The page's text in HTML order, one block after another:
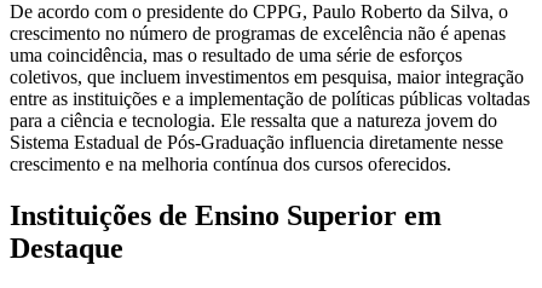
De acordo com o presidente do CPPG, Paulo Roberto da Silva, o
crescimento no número de programas de excelência não é apenas
uma coincidência, mas o resultado de uma série de esforços
coletivos, que incluem investimentos em pesquisa, maior integração
entre as instituições e a implementação de políticas públicas voltadas
para a ciência e tecnologia. Ele ressalta que a natureza jovem do
Sistema Estadual de Pós-Graduação influencia diretamente nesse
crescimento e na melhoria contínua dos cursos oferecidos.
Instituições de Ensino Superior em
Destaque